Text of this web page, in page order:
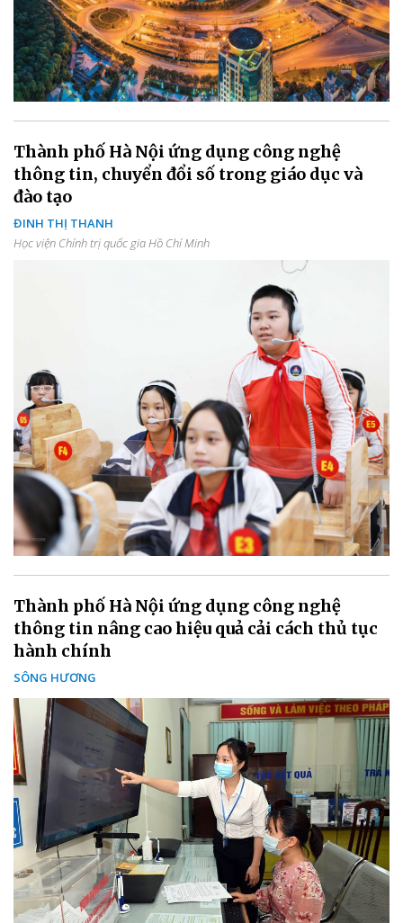
Thành phố Hà Nội ứng dụng công nghệ
thông tin, chuyển đổi số trong giáo dục và
đào tạo
ĐINH THỊ THANH
Học viện Chính trị quốc gia Hồ Chí Minh
Thành phố Hà Nội ứng dụng công nghệ
thông tin nâng cao hiệu quả cải cách thủ tục
hành chính
SÔNG HƯƠNG